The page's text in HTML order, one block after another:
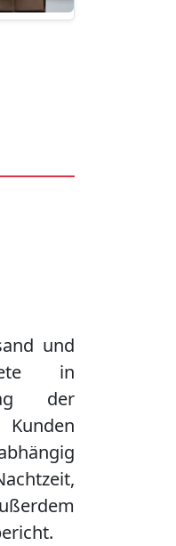
und
in
der